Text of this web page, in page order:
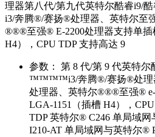
理器第八代/第九代英特尔酷睿
i3/奔腾®/赛扬®处理器、英特尔至
®®®至强® E-2200处理器支持单插
H4），CPU TDP 支持高达 9
参数：
第 8 代/第 9 代英特尔
™™™™i3/奔腾®/赛扬®处理
处理器、英特尔®®®至强®
LGA-1151（插槽 H4），
TDP 英特尔® C246 单局域
I210-AT 单局域网与英特尔®